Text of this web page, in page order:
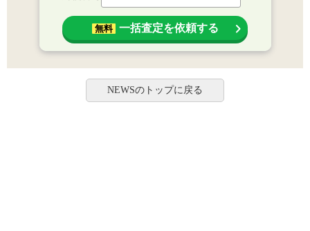
無料 一括査定を依頼する
NEWSのトップに戻る